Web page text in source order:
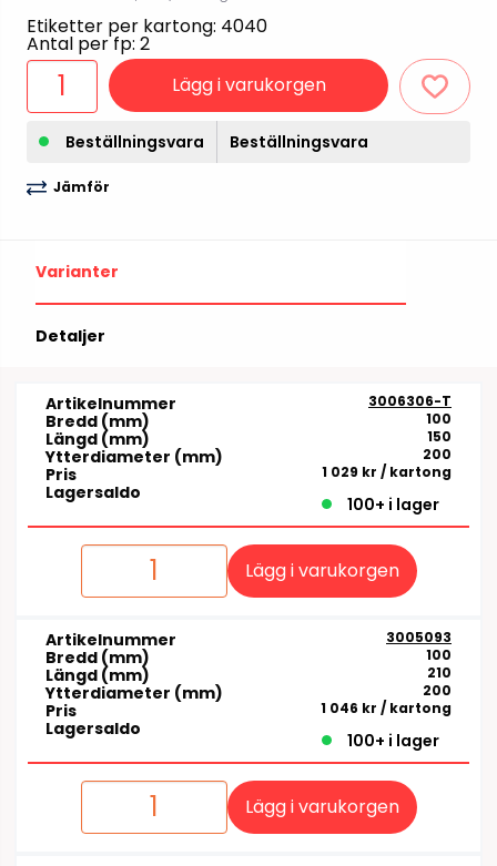
Etiketter per kartong: 4040
Antal per fp: 2
Lägg i varukorgen
Beställningsvara Beställningsvara
Jämför
Varianter
Detaljer
Artikelnummer 3006306-T
Bredd (mm) 100
Längd (mm) 150
Ytterdiameter (mm) 200
Pris 1 029 kr / kartong
Lagersaldo
100+ i lager
Lägg i varukorgen
Artikelnummer 3005093
Bredd (mm) 100
Längd (mm) 210
Ytterdiameter (mm) 200
Pris 1 046 kr / kartong
Lagersaldo
100+ i lager
Lägg i varukorgen